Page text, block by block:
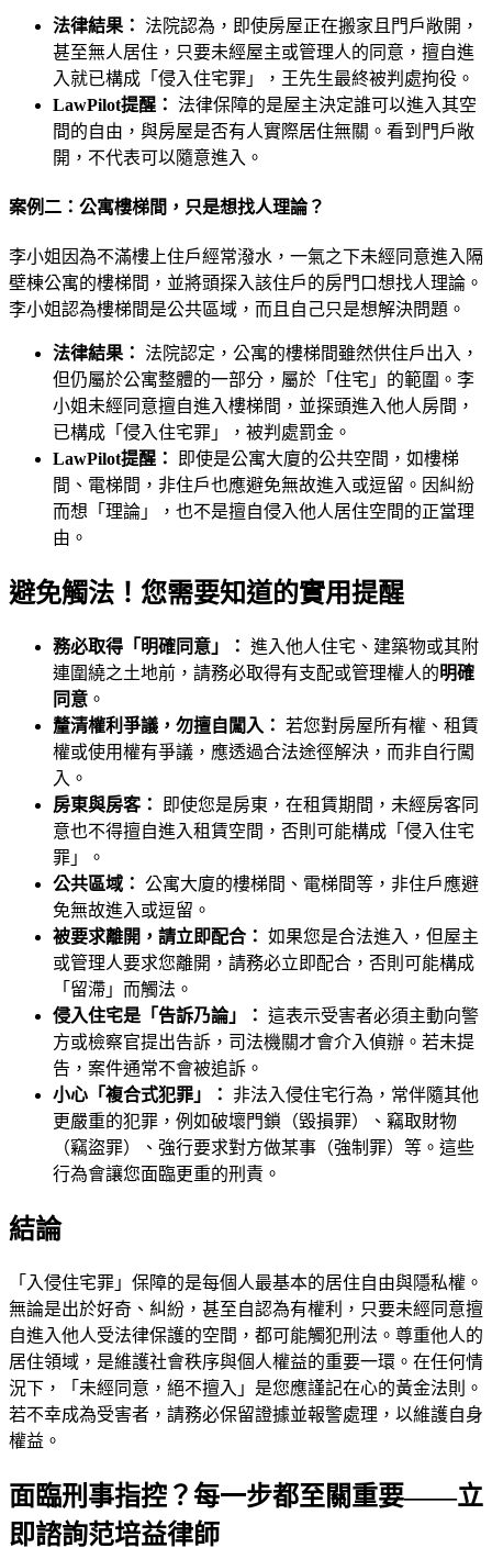
法律結果： 法院認為，即使房屋正在搬家且門戶敞開，
甚至無人居住，只要未經屋主或管理人的同意，擅自進
入就已構成「侵入住宅罪」，王先生最終被判處拘役。
LawPilot提醒： 法律保障的是屋主決定誰可以進入其空
間的自由，與房屋是否有人實際居住無關。看到門戶敞
開，不代表可以隨意進入。
案例二：公寓樓梯間，只是想找人理論？
李小姐因為不滿樓上住戶經常潑水，一氣之下未經同意進入隔
壁棟公寓的樓梯間，並將頭探入該住戶的房門口想找人理論。
李小姐認為樓梯間是公共區域，而且自己只是想解決問題。
法律結果： 法院認定，公寓的樓梯間雖然供住戶出入，
但仍屬於公寓整體的一部分，屬於「住宅」的範圍。李
小姐未經同意擅自進入樓梯間，並探頭進入他人房間，
已構成「侵入住宅罪」，被判處罰金。
LawPilot提醒：
即使是公寓大廈的公共空間，如樓梯
間、電梯間，非住戶也應避免無故進入或逗留。因糾紛
而想「理論」，也不是擅自侵入他人居住空間的正當理
由。
避免觸法！您需要知道的實用提醒
務必取得「明確同意」： 進入他人住宅、建築物或其附
連圍繞之土地前，請務必取得有支配或管理權人的明確
同意 。
釐清權利爭議，勿擅自闖入： 若您對房屋所有權、租賃
權或使用權有爭議，應透過合法途徑解決，而非自行闖
入。
房東與房客：
即使您是房東，在租賃期間，未經房客同
意也不得擅自進入租賃空間，否則可能構成「侵入住宅
罪」。
公共區域： 公寓大廈的樓梯間、電梯間等，非住戶應避
免無故進入或逗留。
被要求離開，請立即配合： 如果您是合法進入，但屋主
或管理人要求您離開，請務必立即配合，否則可能構成
「留滯」而觸法。
侵入住宅是「告訴乃論」： 這表示受害者必須主動向警
方或檢察官提出告訴，司法機關才會介入偵辦。若未提
告，案件通常不會被追訴。
小心「複合式犯罪」：
非法入侵住宅行為，常伴隨其他
更嚴重的犯罪，例如破壞門鎖（毀損罪）、竊取財物
（竊盜罪）、強行要求對方做某事（強制罪）等。這些
行為會讓您面臨更重的刑責。
結論
「入侵住宅罪」保障的是每個人最基本的居住自由與隱私權。
無論是出於好奇、糾紛，甚至自認為有權利，只要未經同意擅
自進入他人受法律保護的空間，都可能觸犯刑法。尊重他人的
居住領域，是維護社會秩序與個人權益的重要一環。在任何情
況下，「未經同意，絕不擅入」是您應謹記在心的黃金法則。
若不幸成為受害者，請務必保留證據並報警處理，以維護自身
權益。
面臨刑事指控？每一步都至關重要——立
即諮詢范培益律師